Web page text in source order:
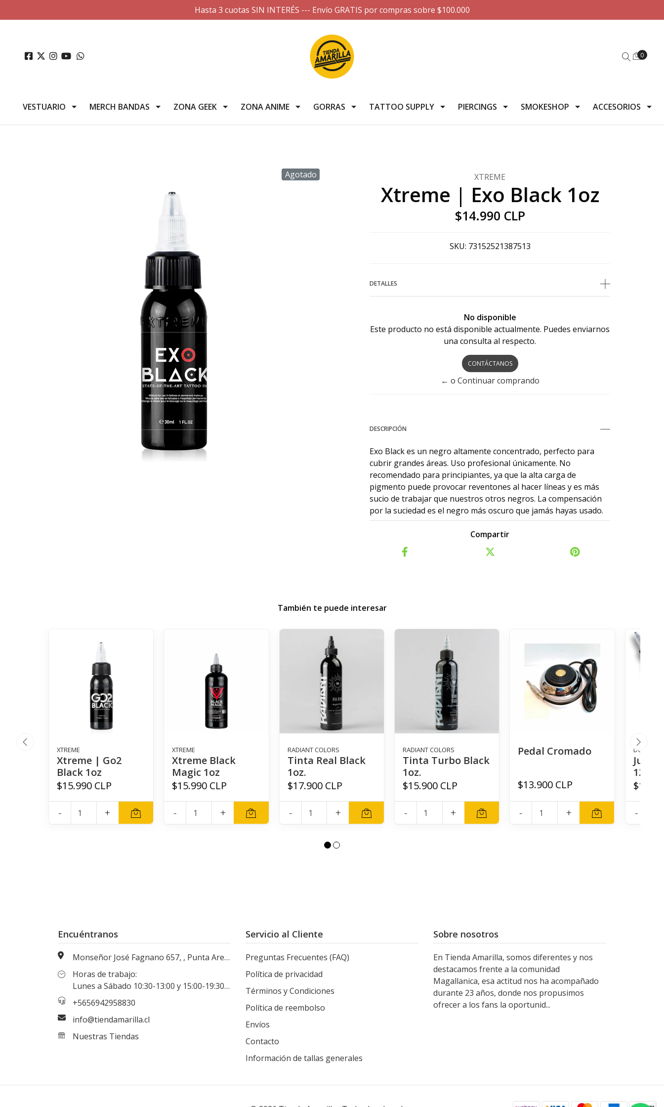
Hasta 3 cuotas SIN INTERÉS --- Envío GRATIS por compras sobre $100.000
0
VESTUARIO MERCH BANDAS ZONA GEEK ZONA ANIME GORRAS TATTOO SUPPLY PIERCINGS SMOKESHOP ACCESORIOS
Agotado XTREME
Xtreme | Exo Black 1oz
$14.990 CLP
SKU: 73152521387513
DETALLES
No disponible
Este producto no está disponible actualmente. Puedes enviarnos
una consulta al respecto.
CONTÁCTANOS
← o Continuar comprando
DESCRIPCIÓN
Exo Black es un negro altamente concentrado, perfecto para
cubrir grandes áreas. Uso profesional únicamente. No
recomendado para principiantes, ya que la alta carga de
pigmento puede provocar reventones al hacer líneas y es más
sucio de trabajar que nuestros otros negros. La compensación
por la suciedad es el negro más oscuro que jamás hayas usado.
Compartir
También te puede interesar
XTREME
Xtreme | Go2
Black 1oz
$15.990 CLP
- +
XTREME
Xtreme Black
Magic 1oz
$15.990 CLP
- +
RADIANT COLORS
Tinta Real Black
1oz.
$17.900 CLP
- +
RADIANT COLORS
Tinta Turbo Black
1oz.
$15.900 CLP
- +
Pedal Cromado
$13.900 CLP
- +
DONT
Just
120ml
-
Encuéntranos
Monseñor José Fagnano 657, , Punta Arenas, Magallanes, Chile
Horas de trabajo:
Lunes a Sábado 10:30-13:00 y 15:00-19:30 hrs
+5656942958830
info@tiendamarilla.cl
Nuestras Tiendas
Servicio al Cliente
Preguntas Frecuentes (FAQ)
Política de privacidad
Términos y Condiciones
Política de reembolso
Envíos
Contacto
Información de tallas generales
Sobre nosotros
En Tienda Amarilla, somos diferentes y nos
destacamos frente a la comunidad
Magallanica, esa actitud nos ha acompañado
durante 23 años, donde nos propusimos
ofrecer a los fans la oportunid...